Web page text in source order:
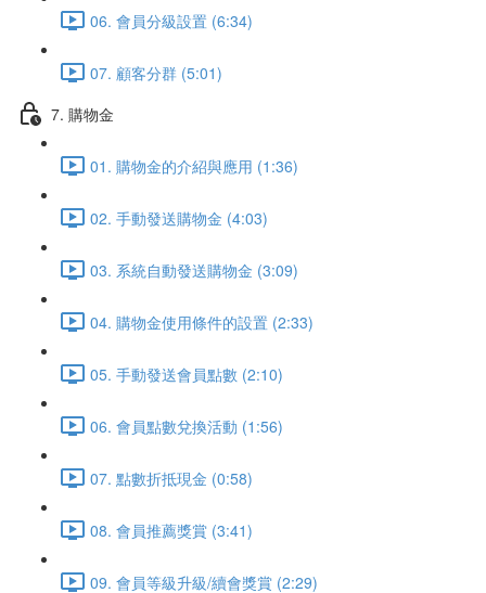
06. 會員分級設置 (6:34)
07. 顧客分群 (5:01)
7. 購物金
01. 購物金的介紹與應用 (1:36)
02. 手動發送購物金 (4:03)
03. 系統自動發送購物金 (3:09)
04. 購物金使用條件的設置 (2:33)
05. 手動發送會員點數 (2:10)
06. 會員點數兌換活動 (1:56)
07. 點數折抵現金 (0:58)
08. 會員推薦獎賞 (3:41)
09. 會員等級升級/續會獎賞 (2:29)